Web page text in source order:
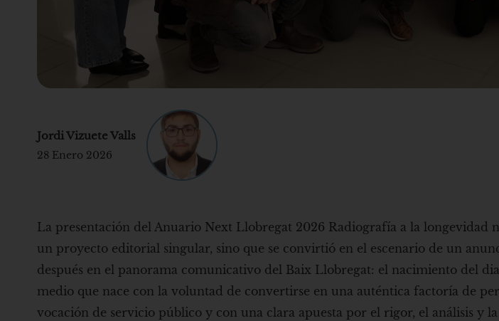
Jordi Vizuete Valls
28 Enero 2026
La presentación del Anuario Next Llobregat 2026 Radiografía a la longevidad
un proyecto editorial singular, sino que se convirtió en el escenario de un
después en el panorama comunicativo del Baix Llobregat: el nacimiento del
medio que nace con la voluntad de convertirse en una auténtica factoría de
vocación de servicio público y con una clara apuesta por el rigor, el análisis y